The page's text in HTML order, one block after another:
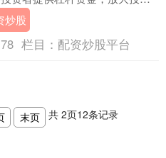
是指投资者以一定比例的保证
司借....
炒股
栏目： 配资炒股平台
末页 共 2页12条记录